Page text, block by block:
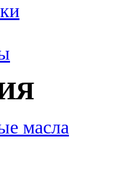
масла